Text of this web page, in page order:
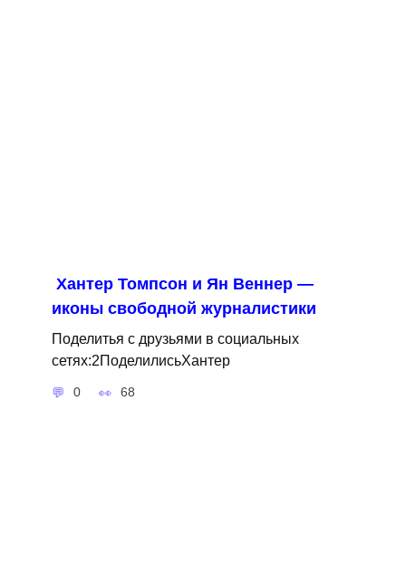
Хантер Томпсон и Ян Веннер —
иконы свободной журналистики
Поделитья с друзьями в социальных
сетях:2ПоделилисьХантер
0 68